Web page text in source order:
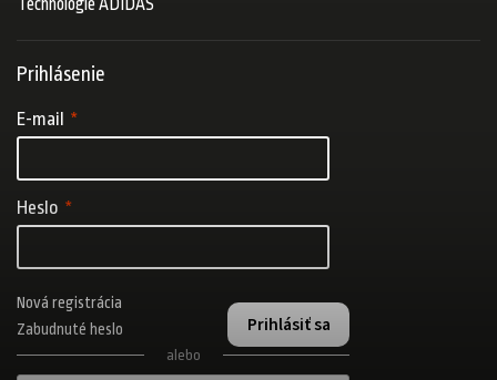
Technológie ADIDAS
Prihlásenie
E-mail
Heslo
Prihlásiť sa
Nová registrácia
Zabudnuté heslo
alebo